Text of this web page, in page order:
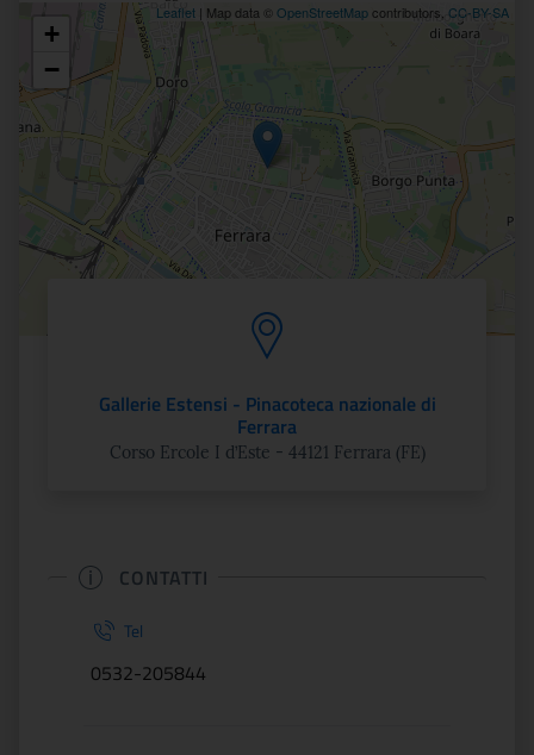
Posizione
+
−
Leaflet | Map data © OpenStreetMapcontributors, CC-BY-SA
Gallerie Estensi - Pinacoteca nazionale di
Ferrara
Corso Ercole I d’Este - 44121 Ferrara (FE)
CONTATTI
Tel
0532-205844